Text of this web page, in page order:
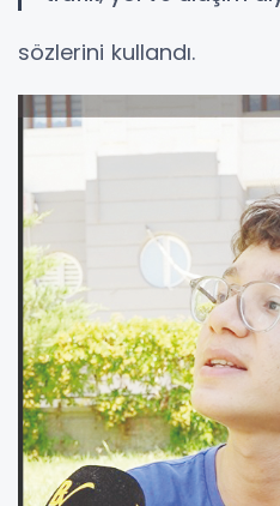
sözlerini kullandı.